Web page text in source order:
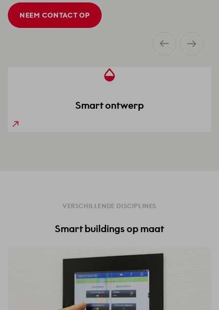
NEEM CONTACT OP
Smart ontwerp
Smart realisatie
Smart beheer
VERSCHILLENDE DISCIPLINES
Smart buildings op maat